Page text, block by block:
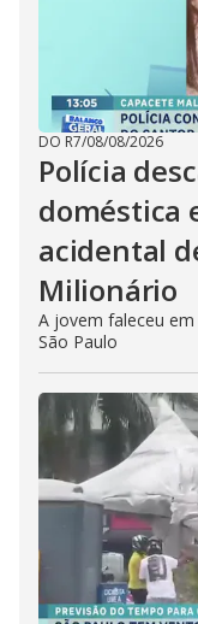
DO R7/08/08/2026
Polícia
doméstica
acidental
Milionário
A jovem faleceu
São Paulo